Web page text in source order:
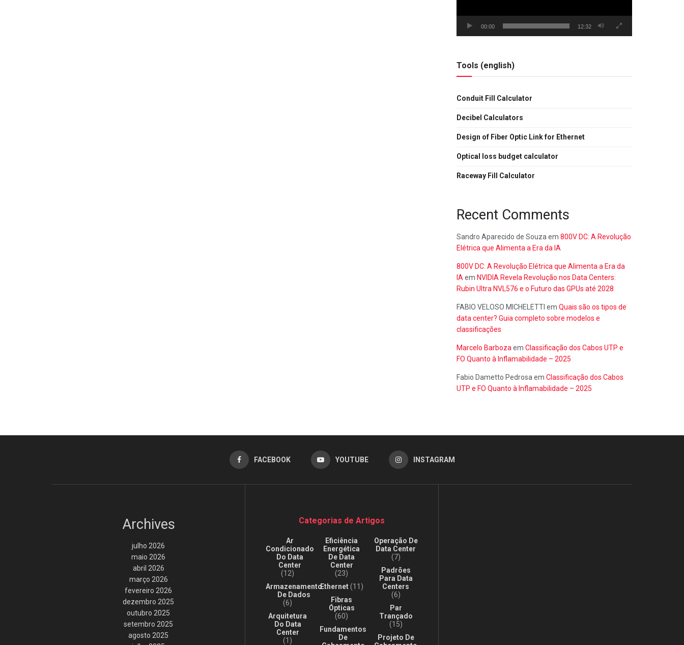
00:00 12:32
Tools (english)
Conduit Fill Calculator
Decibel Calculators
Design of Fiber Optic Link for Ethernet
Optical loss budget calculator
Raceway Fill Calculator
Recent Comments
Sandro Aparecido de Souza em 800V DC: A Revolução
Elétrica que Alimenta a Era da IA
800V DC: A Revolução Elétrica que Alimenta a Era da
IA em NVIDIA Revela Revolução nos Data Centers:
Rubin Ultra NVL576 e o Futuro das GPUs até 2028
FABIO VELOSO MICHELETTI em Quais são os tipos de
data center? Guia completo sobre modelos e
classificações
Marcelo Barboza em Classificação dos Cabos UTP e
FO Quanto à Inflamabilidade – 2025
Fabio Dametto Pedrosa em Classificação dos Cabos
UTP e FO Quanto à Inflamabilidade – 2025
FACEBOOK YOUTUBE INSTAGRAM
Archives
julho 2026
maio 2026
abril 2026
março 2026
fevereiro 2026
dezembro 2025
outubro 2025
setembro 2025
agosto 2025
Categorias de Artigos
Ar
Condicionado
Do Data
Center
(12)
Armazenamento
De Dados
(6)
Arquitetura
Do Data
Center
(1)
Eficiência
Energética
De Data
Center
(23)
Ethernet(11)
Fibras
Ópticas
(60)
Fundamentos
De
Operação De
Data Center
(7)
Padrões
Para Data
Centers
(6)
Par
Trançado
(15)
Projeto De